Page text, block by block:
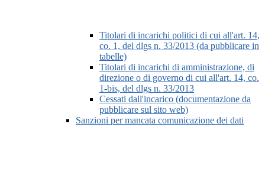
Titolari di incarichi politici di cui all'art. 14,
co. 1, del dlgs n. 33/2013 (da pubblicare in
tabelle)
Titolari di incarichi di amministrazione, di
direzione o di governo di cui all'art. 14, co.
1-bis, del dlgs n. 33/2013
Cessati dall'incarico (documentazione da
pubblicare sul sito web)
Sanzioni per mancata comunicazione dei dati